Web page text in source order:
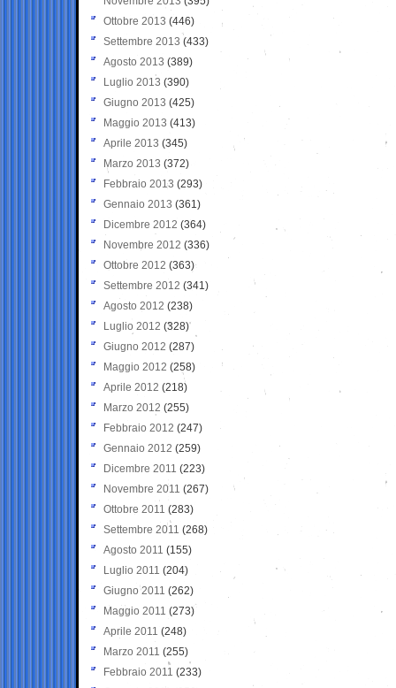
Ottobre 2013 (446)
Settembre 2013 (433)
Agosto 2013 (389)
Luglio 2013 (390)
Giugno 2013 (425)
Maggio 2013 (413)
Aprile 2013 (345)
Marzo 2013 (372)
Febbraio 2013 (293)
Gennaio 2013 (361)
Dicembre 2012 (364)
Novembre 2012 (336)
Ottobre 2012 (363)
Settembre 2012 (341)
Agosto 2012 (238)
Luglio 2012 (328)
Giugno 2012 (287)
Maggio 2012 (258)
Aprile 2012 (218)
Marzo 2012 (255)
Febbraio 2012 (247)
Gennaio 2012 (259)
Dicembre 2011 (223)
Novembre 2011 (267)
Ottobre 2011 (283)
Settembre 2011 (268)
Agosto 2011 (155)
Luglio 2011 (204)
Giugno 2011 (262)
Maggio 2011 (273)
Aprile 2011 (248)
Marzo 2011 (255)
Febbraio 2011 (233)